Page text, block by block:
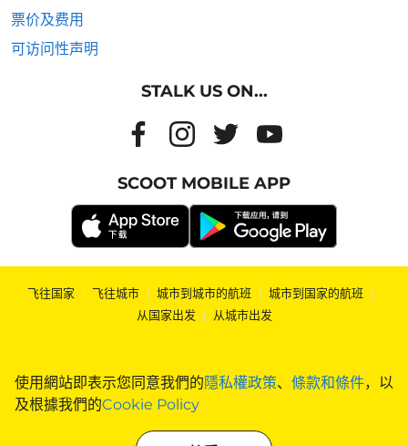
使用網站即表示您同意我們的隱私權政策、 條款和條件，以
及根據我們的Cookie Policy
票价及费用
可访问性声明
STALK US ON...
SCOOT MOBILE APP
飞往国家 | 飞往城市 | 城市到城市的航班 | 城市到国家的航班 |
从国家出发 | 从城市出发